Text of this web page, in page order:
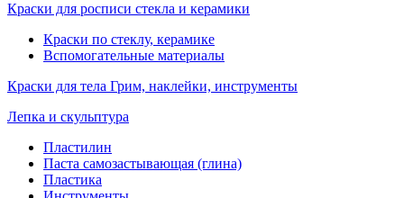
Краски для росписи стекла и керамики
Краски по стеклу, керамике
Вспомогательные материалы
Краски для тела Грим, наклейки, инструменты
Лепка и скульптура
Пластилин
Паста самозастывающая (глина)
Пластика